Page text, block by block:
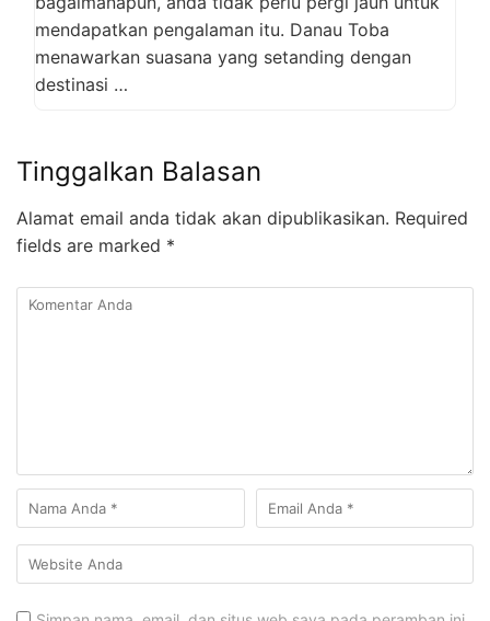
mendapatkan pengalaman itu. Danau Toba
menawarkan suasana yang setanding dengan
destinasi …
Tinggalkan Balasan
Alamat email anda tidak akan dipublikasikan. Required
fields are marked *